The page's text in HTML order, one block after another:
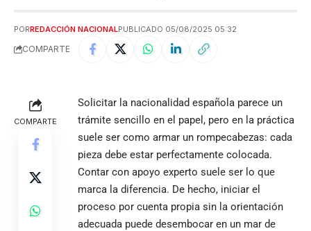
PORREDACCIÓN NACIONALPUBLICADO 05/08/2025 05:32
COMPARTE
COMPARTE
Solicitar la nacionalidad española parece un
trámite sencillo en el papel, pero en la práctica
suele ser como armar un rompecabezas: cada
pieza debe estar perfectamente colocada.
Contar con apoyo experto suele ser lo que
marca la diferencia. De hecho, iniciar el
proceso por cuenta propia sin la orientación
adecuada puede desembocar en un mar de